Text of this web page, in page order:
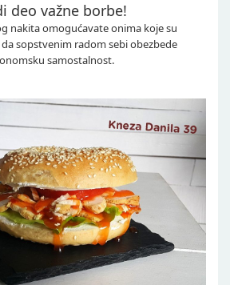
deo važne borbe!
nakita omogućavate onima koje su
da sopstvenim radom sebi obezbede
samostalnost.